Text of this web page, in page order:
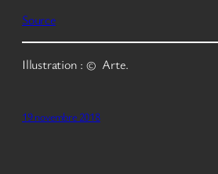
Source
Illustration : © Arte.
19 novembre 2018